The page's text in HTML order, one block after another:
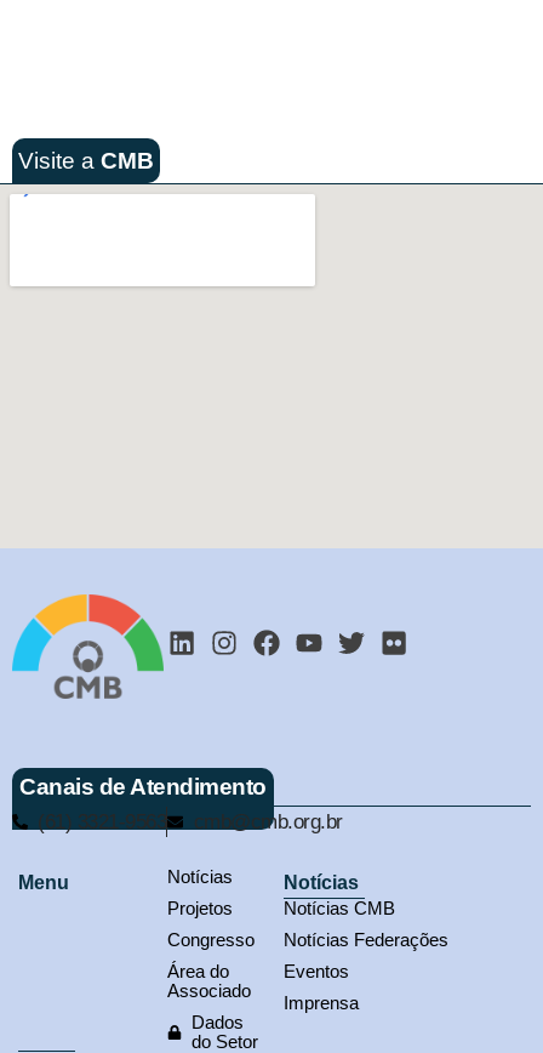
Visite a CMB
Canais de Atendimento
(61) 3321-9563 cmb@cmb.org.br
Menu
Notícias
Projetos
Congresso
Área do
Associado
Dados
do Setor
Notícias
Notícias CMB
Notícias Federações
Eventos
Imprensa